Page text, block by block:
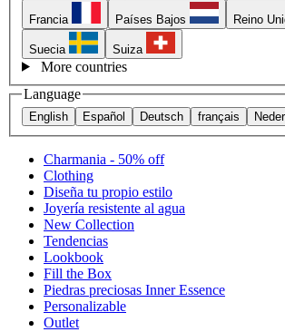
Francia Países Bajos Reino
Suecia Suiza
More countries
Language
English Español Deutsch français
Charmania - 50% off
Clothing
Diseña tu propio estilo
Joyería resistente al agua
New Collection
Tendencias
Lookbook
Fill the Box
Piedras preciosas Inner Essence
Personalizable
Outlet